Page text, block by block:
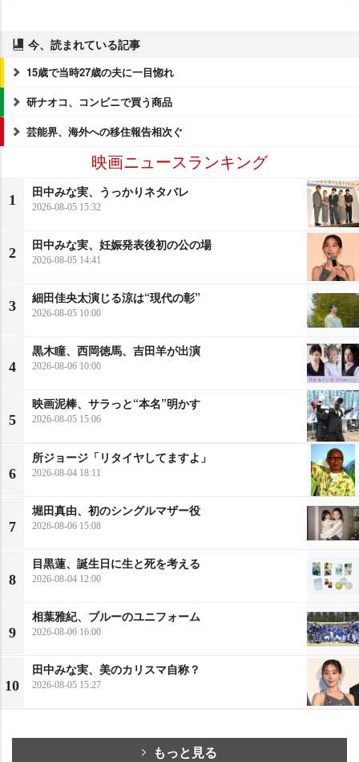
今、読まれている記事
15歳で当時27歳の夫に一目惚れ
研ナオコ、コンビニで買う商品
芸能界、海外への移住報告相次ぐ
映画ニュースランキング
1
田中みな実、うっかりネタバレ
2026-08-05 15:32
2
田中みな実、妊娠発表後初の公の場
2026-08-05 14:41
3
細田佳央太演じる涼は“現代の彰”
2026-08-05 10:00
4
黒木瞳、西岡徳馬、吉田羊が出演
2026-08-06 10:00
5
映画泥棒、サラっと“本名”明かす
2026-08-05 15:06
6
所ジョージ「リタイヤしてますよ」
2026-08-04 18:11
7
堀田真由、初のシングルマザー役
2026-08-06 15:08
8
目黒蓮、誕生日に生と死を考える
2026-08-04 12:00
9
相葉雅紀、ブルーのユニフォーム
2026-08-06 16:00
10
田中みな実、美のカリスマ自称？
2026-08-05 15:27
もっと見る